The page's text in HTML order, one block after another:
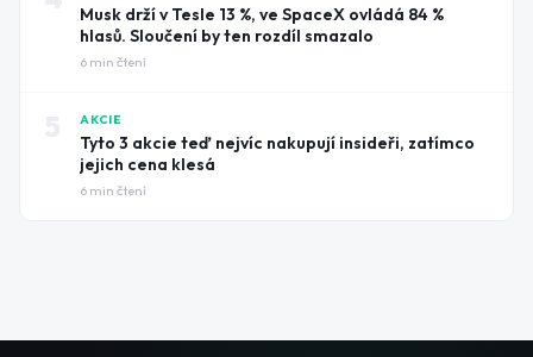
Musk drží v Tesle 13 %, ve SpaceX ovládá 84 %
hlasů. Sloučení by ten rozdíl smazalo
6 min čtení
AKCIE
Tyto 3 akcie teď nejvíc nakupují insideři, zatímco
jejich cena klesá
6 min čtení